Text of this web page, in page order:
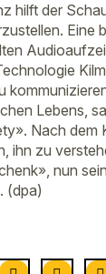
hilft der
Eine
Lebens,
Nach dem
ihn zu
nun
(dpa)